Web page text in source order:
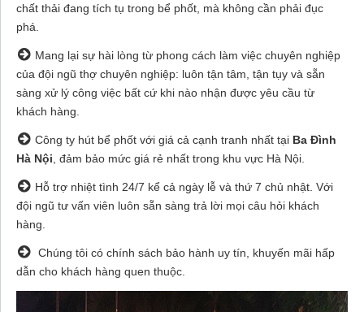
chất thải đang tích tụ trong bể phốt, mà không cần phải đục
phá.
Mang lại sự hài lòng từ phong cách làm việc chuyên nghiệp
của đội ngũ thợ chuyên nghiệp: luôn tận tâm, tận tụy và sẵn
sàng xử lý công việc bất cứ khi nào nhận được yêu cầu từ
khách hàng.
Công ty hút bể phốt với giá cả cạnh tranh nhất tại Ba Đình
Hà Nội , đảm bảo mức giá rẻ nhất trong khu vực Hà Nội.
Hỗ trợ nhiệt tình 24/7 kể cả ngày lễ và thứ 7 chủ nhật. Với
đội ngũ tư vấn viên luôn sẵn sàng trả lời mọi câu hỏi khách
hàng.
Chúng tôi có chính sách bảo hành uy tín, khuyến mãi hấp
dẫn cho khách hàng quen thuộc.